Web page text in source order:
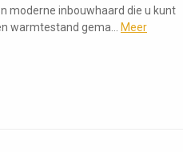
moderne inbouwhaard die u kunt
warmtestand gema...
Meer